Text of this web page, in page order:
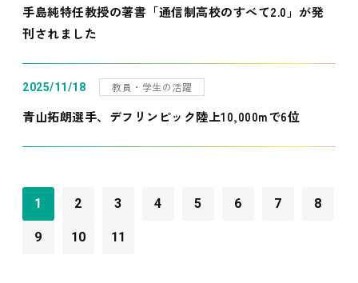
手島純特任教授の著書「通信制高校のすべて2.0」が発
刊されました
2025/11/18 教員・学生の活躍
青山拓朗選手、デフリンピック陸上10,000mで6位
1 2 3 4 5 6 7 8
9 10 11